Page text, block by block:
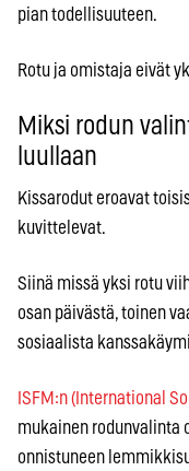
pian todellisuuteen.
Rotu ja omistaja eivät
Miksi rodun
luullaan
Kissarodut eroavat
kuvittelevat.
Siinä missä yksi rotu
osan päivästä, toinen
sosiaalista
ISFM:n (International
mukainen rodunvalinta
onnistuneen